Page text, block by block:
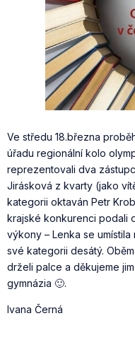
Ve středu 18.března
úřadu regionální kolo
reprezentovali dva
Jirásková z kvarty (jako
kategorii oktaván Petr
krajské konkurenci podali
výkony – Lenka se
své kategorii desátý.
drželi palce a děkujeme
gymnázia 🙂.
Ivana Černá